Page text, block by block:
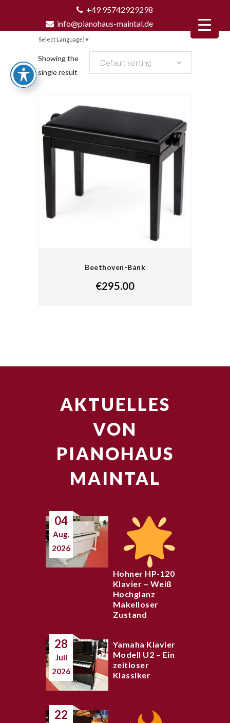
+49 95742929298
info@pianohaus-maintal.de
Select Language ▼
Showing the
single result
Default sorting
Beethoven-Bank
€295.00
AKTUELLES
VON
PIANOHAUS
MAINTAL
04
Aug.
2026
Hohner HP-120
Klavier – Weiß
Hochglanz
Makelloser
Zustand
28
Juli
2026
Yamaha Klavier
Modell U2 – Ein
zeitloser
Klassiker
22